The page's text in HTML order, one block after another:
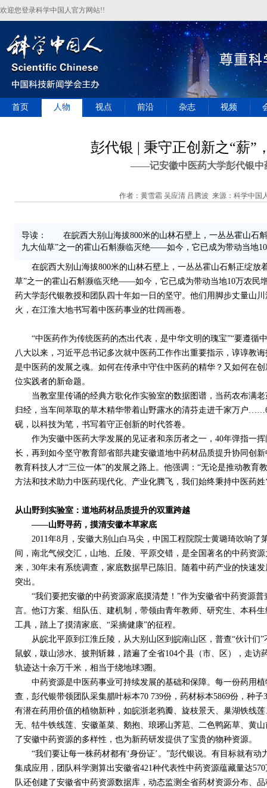
欢迎您登录科学中国人官方网站!!
首页 人物 视点 前沿 杂志 视频
彭代银 | 秉守正创新之“薪”
——记安徽中医药大学彭代银中
作者：黄雪霜 吴应清 吕腾波 来源：科学中国
导读： 在皖西大别山海拔800米的山林石壁上，一丛丛霍山石斛
九大仙草”之一的霍山石斛濒临灭绝——如今，它已成为带动当地
在皖西大别山海拔800米的山林石壁上，一丛丛霍山石斛正绽放
草”之一的霍山石斛濒临灭绝——如今，它已成为带动当地10万农民
药大学彭代银教授和团队四十年如一日的坚守。他们用脚步丈量山
火，在江淮大地书写着中医药事业的壮阔画卷。
“中医药作为传统医药的杰出代表，是中华文明的瑰宝”“要遵循
八大以来，习近平总书记多次就中医药工作作出重要指示，谆谆教
是中医药的发展之魂。如何在传承中守住中医药的精华？又如何在
位实践者的新命题。
当教室里传诵的经典方歌化作实验室的数据图谱，当药农布满老
归经，当车间萃取的草木精华带着山野露水的清芬走进千家万户……
砚，以科技为笔，书写着守正创新的时代答卷。
作为安徽中医药大学发展的见证者和亲历者之一， 40年弹指一
长，再到如今坚守教育部省部共建安徽道地中药材品质提升协同创
教育科技人才“三位一体”的发展之路上。他强调：“无论是推动教育
方法和技术助力中医药现代化、产业化腾飞，我们始终秉持中医药
从山野到实验室： 道地药材品质提升的双重跨越
——山野寻药，摸清安徽本草家底
2011年8月，安徽大别山白马尖，中国工程院院士黄璐琦吹响
间，南北气候交汇，山地、丘陵、平原交错，是全国著名的中药资
来， 30年未有系统调查，家底数据早已陈旧。随着中药产业的快速
突出。
“我们要把安徽的中药资源家底摸清楚！”作为安徽省中药资源普
言。他订方案、组队伍、建机制，带领由青年教师、研究生、本科
工具，踏上了摸清家底、“采摘健康”的征程。
从皖北平原到江淮丘陵，从大别山区到皖南山区，普查“伙计们”
鼠蚁，跋山涉水、披荆斩棘，踏遍了全省104个县（市、区），走访
轨迹达十余万千米，相当于绕地球3圈。
中药资源是中医药事业可持续发展的基础和保障。每一份药用植
查，彭代银带领团队采集腊叶标本70 739份，药材标本5869份，种子
有潜在药用价值的植物新种，如皖浙老鸦瓣、旋枝景天、巢湖铁线
无、牯牛铁线莲、安徽堇菜、鹅抱、琅琊山荠苨、二色鸭跖草、黄
了安徽中药资源的多样性，也为新药研发提供了宝贵的物种资源。
“我们要让每一株药材都有‘身份证’。”彭代银说。有目标就有动
集成应用，团队科学测算出安徽省421种代表性中药资源蕴藏量达570
队还创建了安徽省中药资源数据库，动态监测全省药材资源分布、